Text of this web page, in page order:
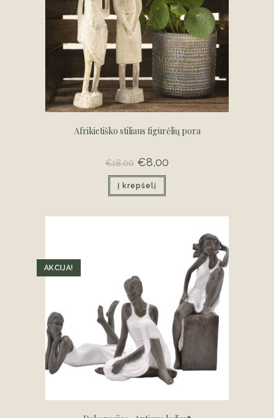
Afrikietiško stiliaus figūrėlių pora
€18,00 Original
price
was:
€18,00.
€8,00
Į krepšelį
AKCIJA!